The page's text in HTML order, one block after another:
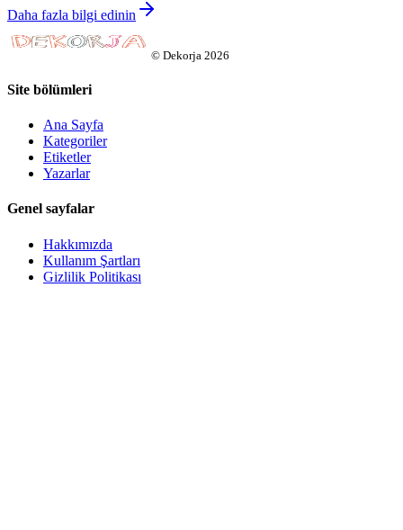
Daha fazla bilgi edinin
© Dekorja 2026
Site bölümleri
Ana Sayfa
Kategoriler
Etiketler
Yazarlar
Genel sayfalar
Hakkımızda
Kullanım Şartları
Gizlilik Politikası